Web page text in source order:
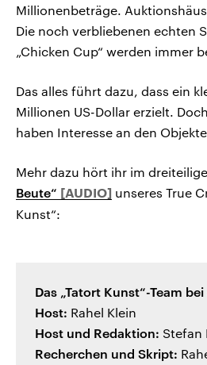
Millionenbeträge.
Die noch verbliebenen echten
„Chicken Cup“ werden immer
Das alles führt dazu, dass ein
Millionen US-Dollar erzielt.
haben Interesse an den
Mehr dazu hört ihr im
Beute“
unseres True
Kunst“:
Das „Tatort Kunst“-Team
Host: Rahel Klein
Host und Redaktion: Stefan
Recherchen und Skript: